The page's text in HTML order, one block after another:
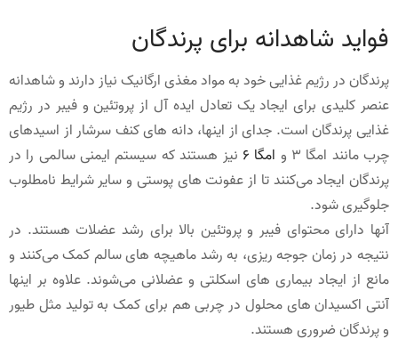
فواید شاهدانه برای پرندگان
پرندگان در رژیم غذایی خود به مواد مغذی ارگانیک نیاز دارند و شاهدانه
عنصر کلیدی برای ایجاد یک تعادل ایده آل از پروتئین و فیبر در رژیم
غذایی پرندگان است. جدای از اینها، دانه های کنف سرشار از اسیدهای
چرب مانند امگا 3 و
امگا 6
نیز هستند که سیستم ایمنی سالمی را در
پرندگان ایجاد می‌کنند تا از عفونت های پوستی و سایر شرایط نامطلوب
جلوگیری شود.
آنها دارای محتوای فیبر و پروتئین بالا برای رشد عضلات هستند. در
نتیجه در زمان جوجه ریزی، به رشد ماهیچه های سالم کمک می‌کنند و
مانع از ایجاد بیماری های اسکلتی و عضلانی می‌شوند. علاوه بر اینها
آنتی اکسیدان های محلول در چربی هم برای کمک به تولید مثل طیور
و پرندگان ضروری هستند.